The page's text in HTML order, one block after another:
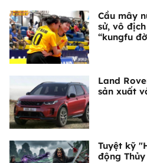
Cầu mây
sử, vô
“kungfu
Land
sản xuất
Tuyệt kỹ
động